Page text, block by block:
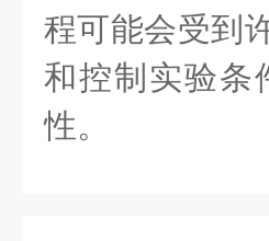
程可能会受到
和控制实验条
性。